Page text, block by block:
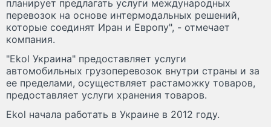
планирует предлагать услуги международных
перевозок на основе интермодальных решений,
которые соединят Иран и Европу", - отмечает
компания.
"Ekol Украина" предоставляет услуги
автомобильных грузоперевозок внутри страны и за
ее пределами, осуществляет растаможку товаров,
предоставляет услуги хранения товаров.
Ekol начала работать в Украине в 2012 году.